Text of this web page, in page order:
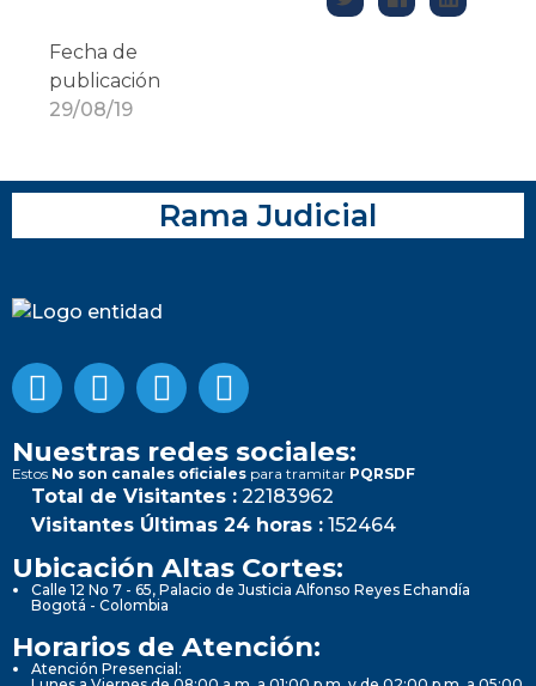
Fecha de
publicación
29/08/19
Rama Judicial
Nuestras redes sociales:
Estos No son canales oficiales para tramitar PQRSDF
Total de Visitantes : 22183962
Visitantes Últimas 24 horas : 152464
Ubicación Altas Cortes:
Calle 12 No 7 - 65, Palacio de Justicia Alfonso Reyes Echandía
Bogotá - Colombia
Horarios de Atención:
Atención Presencial: